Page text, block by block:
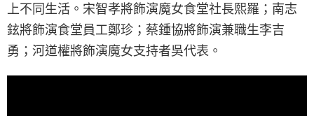
上不同生活。宋智孝將飾演魔女食堂社長熙羅；南志
鉉將飾演食堂員工鄭珍；蔡鍾協將飾演兼職生李吉
勇；河道權將飾演魔女支持者吳代表。